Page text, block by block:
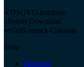
✓ DSGVO-konform
↓Sofort-Download
↩Geld-zurück-Garantie
Shop
Startseite